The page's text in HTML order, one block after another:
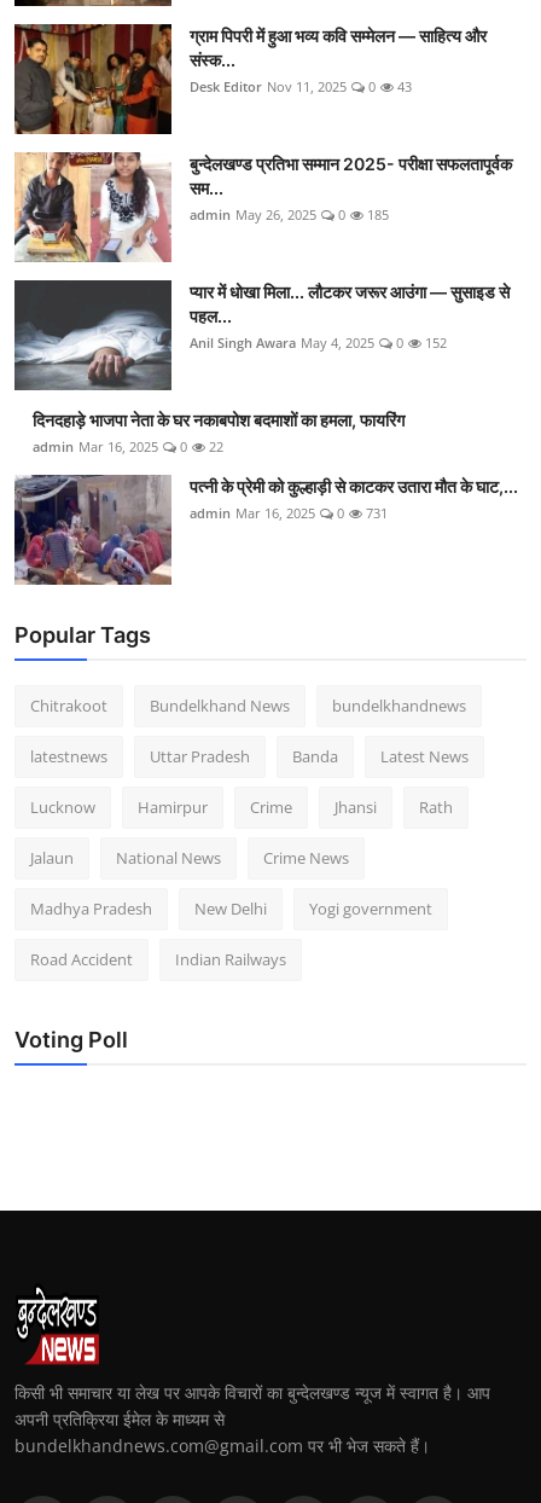
ग्राम पिपरी में हुआ भव्य कवि सम्मेलन — साहित्य और
संस्क...
Desk Editor Nov 11, 2025 0 43
बुन्देलखण्ड प्रतिभा सम्मान 2025- परीक्षा सफलतापूर्वक
सम...
admin May 26, 2025 0 185
प्यार में धोखा मिला... लौटकर जरूर आउंगा — सुसाइड से
पहल...
Anil Singh Awara May 4, 2025 0 152
दिनदहाड़े भाजपा नेता के घर नकाबपोश बदमाशों का हमला, फायरिंग
admin Mar 16, 2025 0 22
पत्नी के प्रेमी को कुल्हाड़ी से काटकर उतारा मौत के घाट,...
admin Mar 16, 2025 0 731
Popular Tags
Chitrakoot Bundelkhand News bundelkhandnews
latestnews Uttar Pradesh Banda Latest News
Lucknow Hamirpur Crime Jhansi Rath
Jalaun National News Crime News
Madhya Pradesh New Delhi Yogi government
Road Accident Indian Railways
Voting Poll
किसी भी समाचार या लेख पर आपके विचारों का बुन्देलखण्ड न्यूज में स्वागत है। आप
अपनी प्रतिक्रिया ईमेल के माध्यम से
bundelkhandnews.com@gmail.com पर भी भेज सकते हैं।